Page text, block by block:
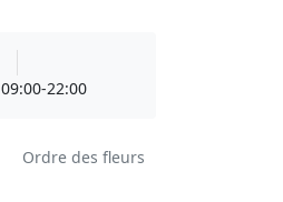
09:00-22:00
Ordre des fleurs